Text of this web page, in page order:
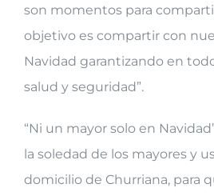
son momentos para
objetivo es compartir con
Navidad garantizando en
salud y seguridad”.
“Ni un mayor solo en
la soledad de los mayores y
domicilio de Churriana, para